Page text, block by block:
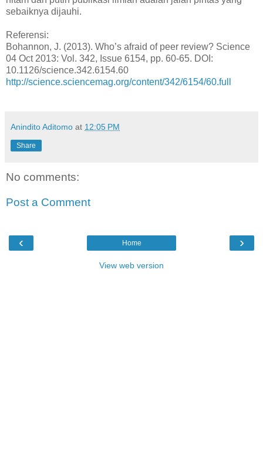
sebaiknya dijauhi.
Referensi:
Bohannon, J. (2013). Who’s afraid of peer review? Science
04 Oct 2013: Vol. 342, Issue 6154, pp. 60-65. DOI:
10.1126/science.342.6154.60
http://science.sciencemag.org/content/342/6154/60.full
Anindito Aditomo at 12:05 PM
Share
No comments:
Post a Comment
‹ ›
Home
View web version